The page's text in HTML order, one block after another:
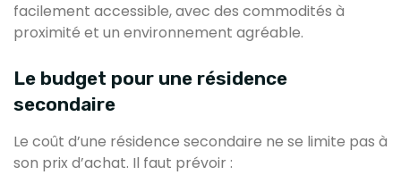
facilement accessible, avec des commodités à
proximité et un environnement agréable.
Le budget pour une résidence
secondaire
Le coût d’une résidence secondaire ne se limite pas à
son prix d’achat. Il faut prévoir :